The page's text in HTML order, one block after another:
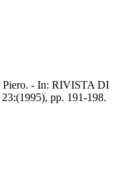
Piero. - In: RIVISTA DI
pp. 191-198.